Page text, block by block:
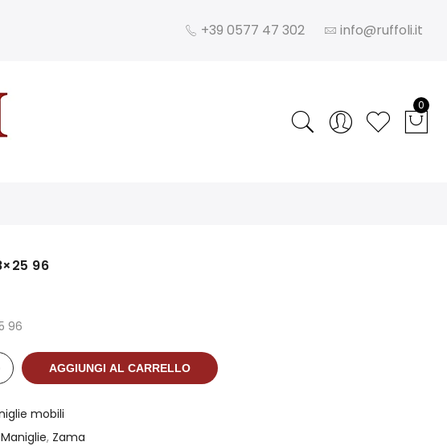
+39 0577 47 302 info@ruffoli.it
0
96
96
AGGIUNGI AL CARRELLO
mobili
Maniglie, Zama